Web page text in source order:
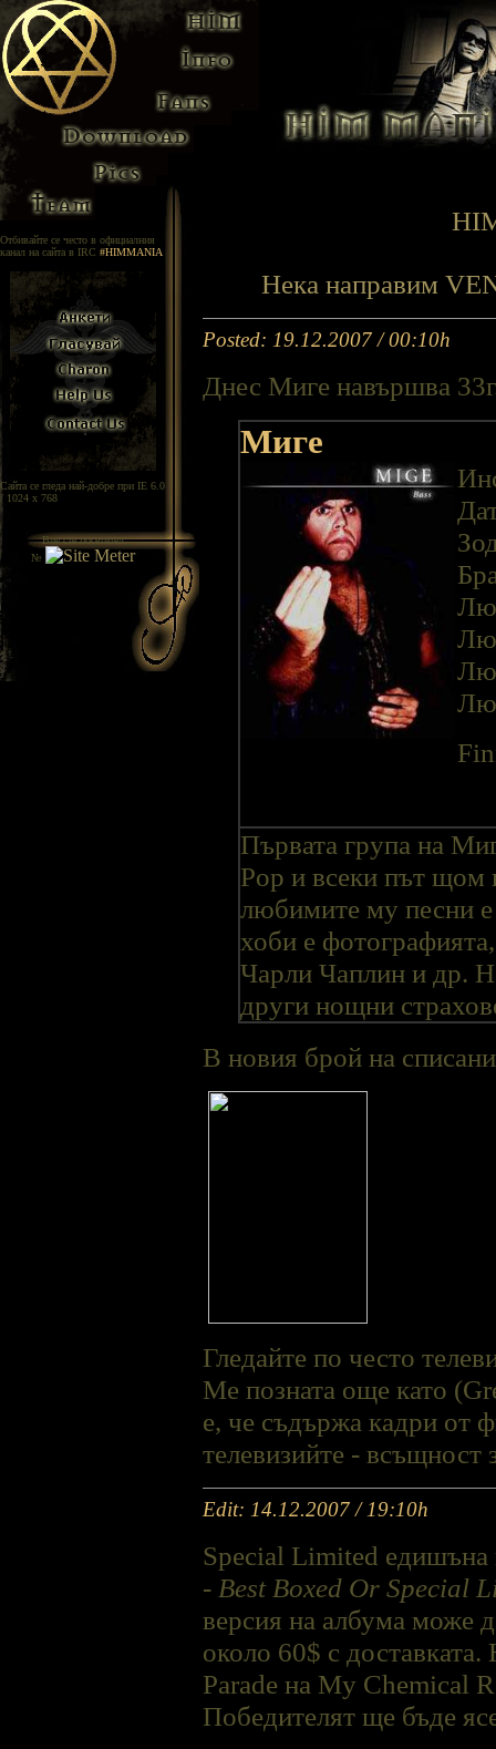
Отбивайте се често в официалния
канал на сайта в IRC #HIMMANIA
Сайта се гледа най-добре при IE 6.0
/ 1024 x 768
Вие сте посетител
№
Нека направим
Posted: 19.12.2007 / 00:10h
Днес Миге навършва
Миге
Първата група на
Pop и всеки път щом
любимите му песни
хоби е
Чарли Чаплин и др.
други нощни
В новия брой на
Гледайте по често
Me позната още като
е, че съдържа кадри от
телевизийте - всъщност
Edit: 14.12.2007 / 19:10h
Special Limited едишъна
- Best Boxed Or Special
версия на албума може
около 60$ с
Parade на My Chemical
Победителят ще бъде